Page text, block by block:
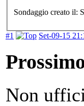
Sondaggio creato il:
#1 Set-09-15
Non